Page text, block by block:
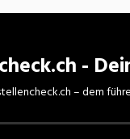
-
– dem